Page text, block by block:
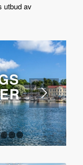
utbud av
5 6 7 8 9 101112